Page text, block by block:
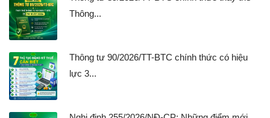
Thông...
Thông tư 90/2026/TT-BTC chính thức có hiệu
lực 3...